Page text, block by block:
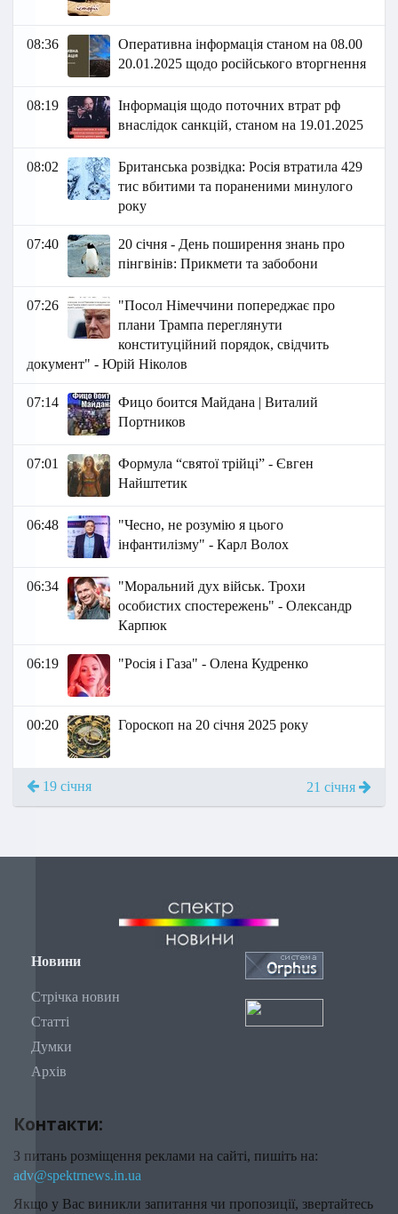
08:36
Оперативна інформація станом на 08.00
20.01.2025 щодо російського вторгнення
08:19
Інформація щодо поточних втрат рф
внаслідок санкцій, станом на 19.01.2025
08:02
Британська розвідка: Росія втратила 429
тис вбитими та пораненими минулого
року
07:40
20 січня - День поширення знань про
пінгвінів: Прикмети та забобони
07:26
"Посол Німеччини попереджає про
плани Трампа переглянути
конституційний порядок, свідчить
документ" - Юрій Ніколов
07:14
Фицо боится Майдана | Виталий
Портников
07:01
Формула “святої трійці” - Євген
Найштетик
06:48
"Чесно, не розумію я цього
інфантилізму" - Карл Волох
06:34
"Моральний дух військ. Трохи
особистих спостережень" - Олександр
Карпюк
06:19 "Росія і Газа" - Олена Кудренко
00:20 Гороскоп на 20 січня 2025 року
19 січня 21 січня
Новини
Стрічка новин
Статті
Думки
Архів
Контакти:
З питань розміщення реклами на сайті, пишіть на:
adv@spektrnews.in.ua
Якщо у Вас виникли запитання чи пропозиції, звертайтесь